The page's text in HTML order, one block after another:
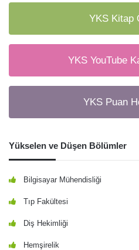
YKS Kitap
YKS YouTube
YKS Puan
Yükselen ve Düşen Bölümler
Bilgisayar Mühendisliği
Tıp Fakültesi
Diş Hekimliği
Hemşirelik